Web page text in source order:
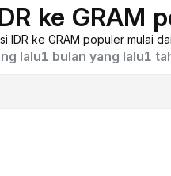
ke GRAM
IDR ke GRAM populer mulai
lalu1 bulan yang lalu1